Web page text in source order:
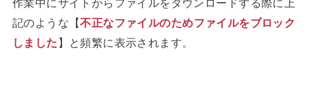
作業中にサイトからファイルをダウンロードする際に上
記のような【不正なファイルのためファイルをブロック
しました 】と頻繁に表示されます。